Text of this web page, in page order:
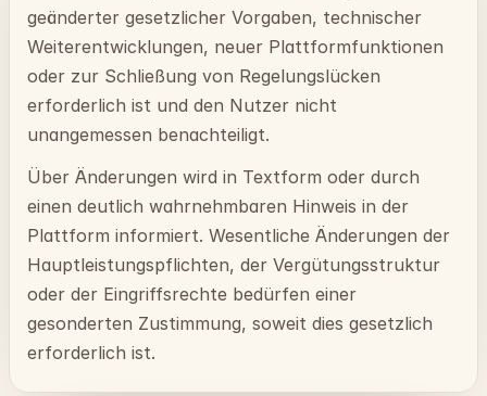
geänderter gesetzlicher Vorgaben, technischer
Weiterentwicklungen, neuer Plattformfunktionen
oder zur Schließung von Regelungslücken
erforderlich ist und den Nutzer nicht
unangemessen benachteiligt.
Über Änderungen wird in Textform oder durch
einen deutlich wahrnehmbaren Hinweis in der
Plattform informiert. Wesentliche Änderungen der
Hauptleistungspflichten, der Vergütungsstruktur
oder der Eingriffsrechte bedürfen einer
gesonderten Zustimmung, soweit dies gesetzlich
erforderlich ist.